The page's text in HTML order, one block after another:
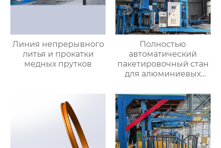
Линия непрерывного
литья и прокатки
медных прутков
Полностью
автоматический
пакетировочный стан
для алюминиевых